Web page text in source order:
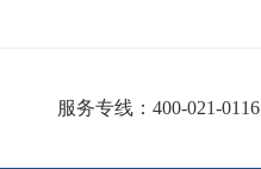
服务专线：400-021-0116